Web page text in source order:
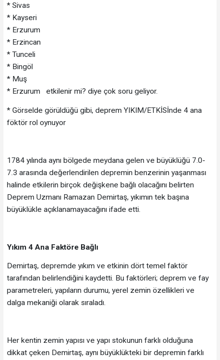
* Sivas
* Kayseri
* Erzurum
* Erzincan
* Tunceli
* Bingöl
* Muş
* Erzurum etkilenir mi? diye çok soru geliyor.
* Görselde görüldüğü gibi, deprem YIKIM/ETKİSİnde 4 ana
föktör rol oynuyor
1784 yılında aynı bölgede meydana gelen ve büyüklüğü 7.0-
7.3 arasında değerlendirilen depremin benzerinin yaşanması
halinde etkilerin birçok değişkene bağlı olacağını belirten
Deprem Uzmanı Ramazan Demirtaş, yıkımın tek başına
büyüklükle açıklanamayacağını ifade etti.
Yıkım 4 Ana Faktöre Bağlı
Demirtaş, depremde yıkım ve etkinin dört temel faktör
tarafından belirlendiğini kaydetti. Bu faktörleri; deprem ve fay
parametreleri, yapıların durumu, yerel zemin özellikleri ve
dalga mekaniği olarak sıraladı.
Her kentin zemin yapısı ve yapı stokunun farklı olduğuna
dikkat çeken Demirtaş, aynı büyüklükteki bir depremin farklı